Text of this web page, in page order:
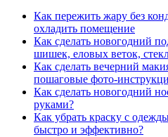
Как пережить жару без
охладить помещение
Как сделать новогодний
шишек, еловых веток,
Как сделать вечерний
пошаговые фото-
Как сделать новогодний
руками?
Как убрать краску с
быстро и эффективно?